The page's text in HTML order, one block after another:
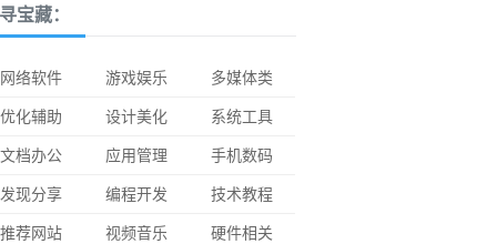
宝藏：
网络软件 游戏娱乐
多媒体类
优化辅助
设计美化
系统工具
文档办公
应用管理
手机数码
发现分享
编程开发
技术教程
推荐网站
视频音乐
硬件相关